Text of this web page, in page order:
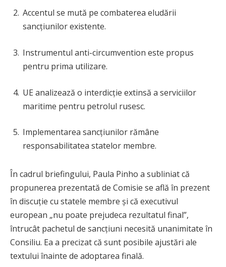
Accentul se mută pe combaterea eludării
sancțiunilor existente.
Instrumentul anti-circumvention este propus
pentru prima utilizare.
UE analizează o interdicție extinsă a serviciilor
maritime pentru petrolul rusesc.
Implementarea sancțiunilor rămâne
responsabilitatea statelor membre.
În cadrul briefingului, Paula Pinho a subliniat că
propunerea prezentată de Comisie se află în prezent
în discuție cu statele membre și că executivul
european „nu poate prejudeca rezultatul final”,
întrucât pachetul de sancțiuni necesită unanimitate în
Consiliu. Ea a precizat că sunt posibile ajustări ale
textului înainte de adoptarea finală.